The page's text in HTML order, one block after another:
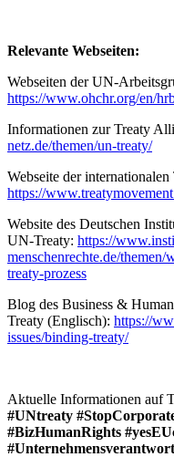
Relevante Webseiten:
Webseiten der UN-
https://www.ohchr.org/en/
Informationen zur Treaty
netz.de/themen/un-treaty/
Webseite der
https://
Website des Deutschen
UN-Treaty: https://
menschenrechte.de/
treaty-prozess
Blog des Business &
Treaty (Englisch): https://
issues/binding-treaty/
Aktuelle Informationen auf
#UNtreaty
#BizHumanRights